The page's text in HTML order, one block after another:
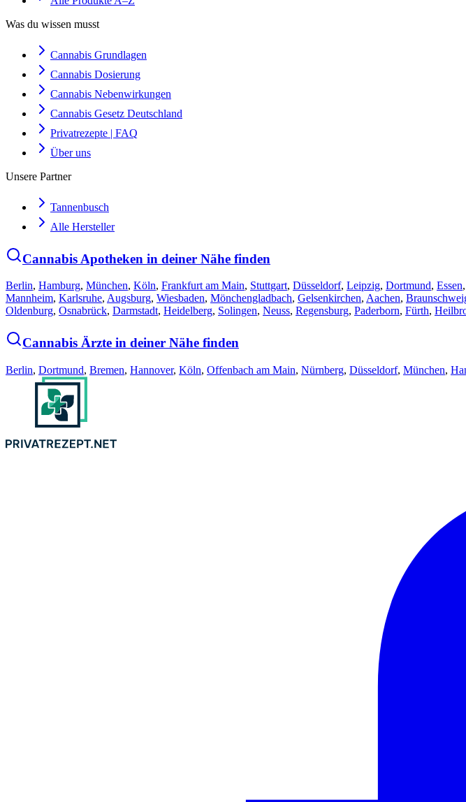
Was du wissen musst
Cannabis Grundlagen
Cannabis Dosierung
Cannabis Nebenwirkungen
Cannabis Gesetz Deutschland
Privatrezepte | FAQ
Über uns
Unsere Partner
Tannenbusch
Alle Hersteller
Cannabis Apotheken in deiner Nähe finden
Berlin, Hamburg, München, Köln, Frankfurt am Main, Stuttgart, Düsseldorf, Leipzig, Dortmund, Essen,
Mannheim, Karlsruhe, Augsburg, Wiesbaden, Mönchengladbach, Gelsenkirchen, Aachen,
Oldenburg, Osnabrück, Darmstadt, Heidelberg, Solingen, Neuss, Regensburg, Paderborn, Fürth,
Cannabis Ärzte in deiner Nähe finden
Berlin, Dortmund, Bremen, Hannover, Köln, Offenbach am Main, Nürnberg, Düsseldorf, München,